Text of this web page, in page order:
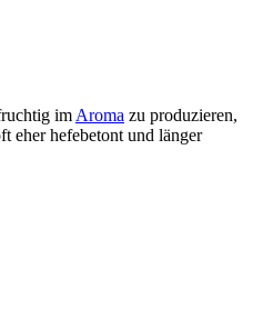
im Aroma zu produzieren,
eher hefebetont und länger